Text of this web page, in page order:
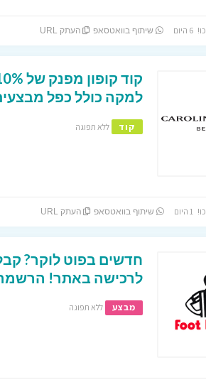
שיתוף בוואטסאפ העתק URL
למקה כולל כפל
קוד ללא תפוגה
שיתוף בוואטסאפ העתק URL
לרכישה באתר! הרשמה
מבצע ללא תפוגה